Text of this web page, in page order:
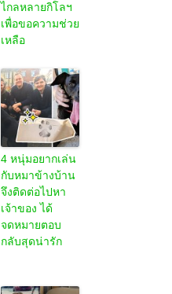
ไกลหลายกิโลฯ
เพื่อขอความช่วย
เหลือ
4 หนุ่มอยากเล่น
กับหมาข้างบ้าน
จึงติดต่อไปหา
เจ้าของ ได้
จดหมายตอบ
กลับสุดน่ารัก